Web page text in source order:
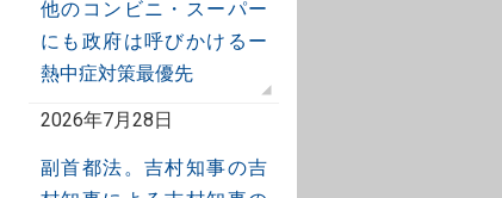
他のコンビニ・スーパー
にも政府は呼びかけるー
熱中症対策最優先
2026年7月28日
副首都法。吉村知事の吉